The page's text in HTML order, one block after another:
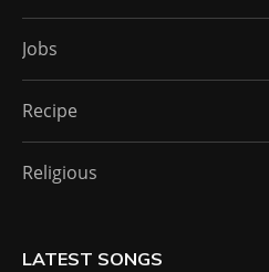
Jobs
Recipe
Religious
LATEST SONGS